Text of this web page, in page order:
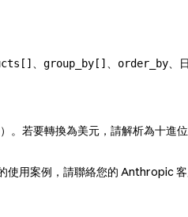
、 group_by[] 、 order_by、
）。若要轉換為美元，請解析為十
用案例，請聯絡您的 Anthropic 客